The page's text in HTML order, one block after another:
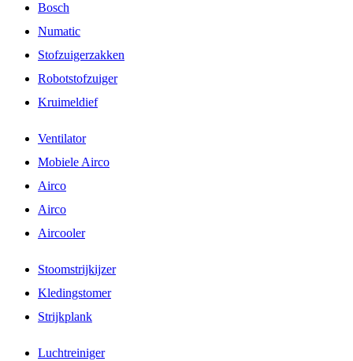
Bosch
Numatic
Stofzuigerzakken
Robotstofzuiger
Kruimeldief
Ventilator
Mobiele Airco
Airco
Airco
Aircooler
Stoomstrijkijzer
Kledingstomer
Strijkplank
Luchtreiniger